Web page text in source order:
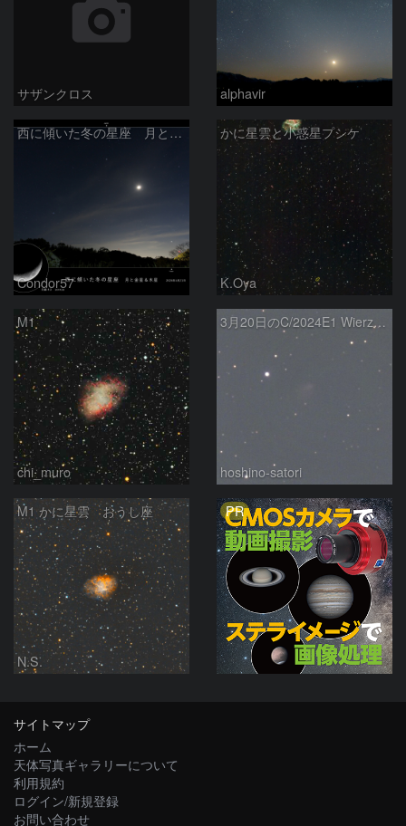
サザンクロス alphavir
西に傾いた冬の星座 月と金星＆木星
Condor57
かに星雲と小惑星プシケ
K.Oya
M1
chi_muro
3月20日のC/2024E1 Wierzchos
hoshino-satori
M1 かに星雲 おうし座
N.S.
PR
サイトマップ
ホーム
天体写真ギャラリーについて
利用規約
ログイン/新規登録
お問い合わせ